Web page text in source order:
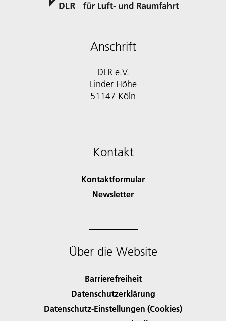
Anschrift
DLR e.V.
Linder Höhe
51147 Köln
Kontakt
Kontaktformular
Newsletter
Über die Website
Barrierefreiheit
Datenschutzerklärung
Datenschutz-Einstellungen (Cookies)